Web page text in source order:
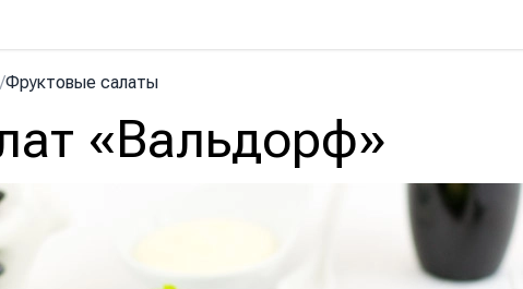
/Фруктовые салаты
«Вальдорф»